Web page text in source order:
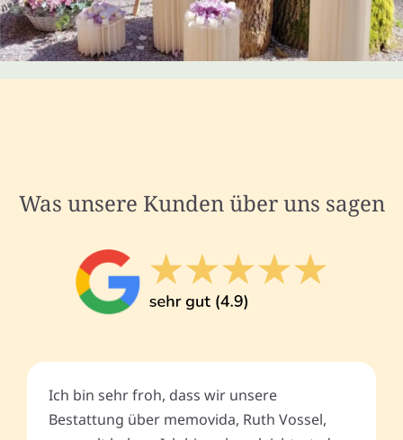
Was unsere Kunden über uns sagen
Ich bin sehr froh, dass wir unsere
Bestattung über memovida, Ruth Vossel,